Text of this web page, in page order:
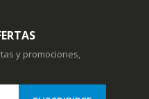
y promociones,